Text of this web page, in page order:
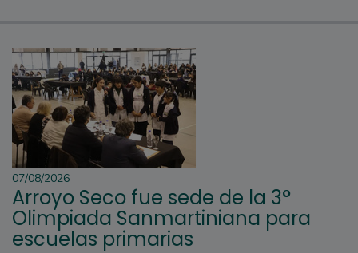
07/08/2026
Arroyo Seco fue sede de la 3°
Olimpiada Sanmartiniana para
escuelas primarias